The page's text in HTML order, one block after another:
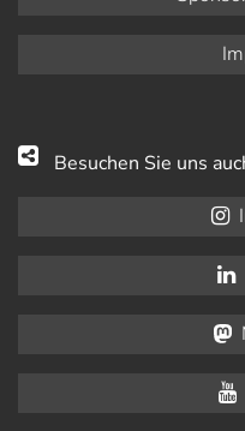
Besuchen Sie uns